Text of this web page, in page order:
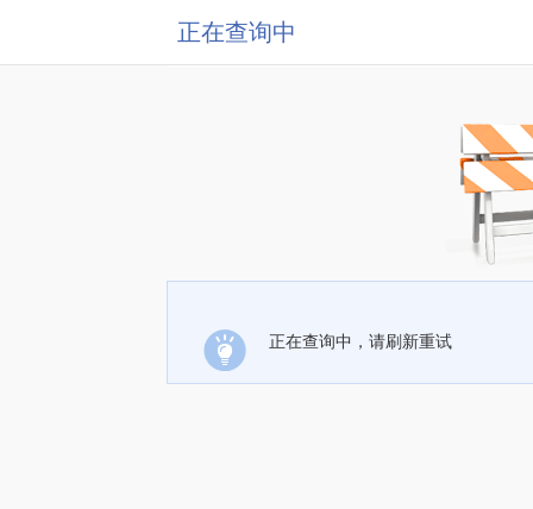
正在查询中
正在查询中，请刷新重试